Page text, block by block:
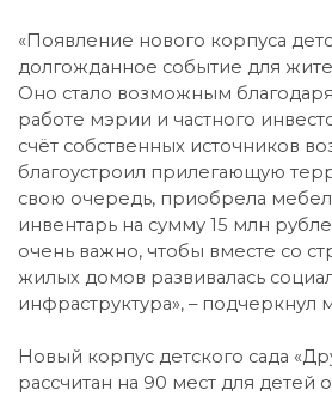
«Появление нового корпуса
долгожданное событие для
Оно стало возможным
работе мэрии и частного
счёт собственных источников
благоустроил прилегающую
свою очередь, приобрела
инвентарь на сумму 15 млн
очень важно, чтобы вместе со
жилых домов развивалась
инфраструктура», – подчеркнул
Новый корпус детского сада
рассчитан на 90 мест для детей